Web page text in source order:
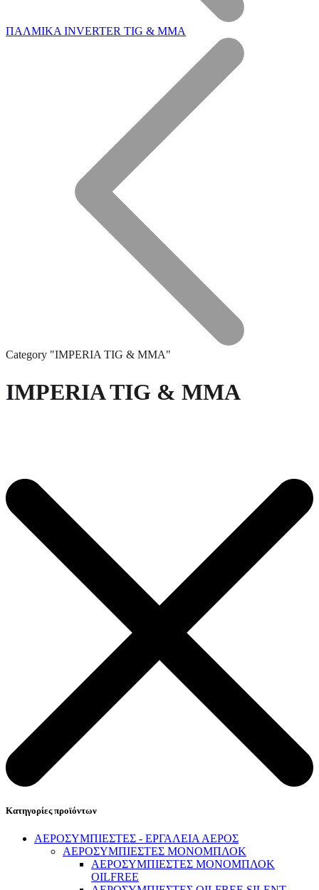
Η Εταιρεία μας
Τεχνική Υποστήριξη
Επεξεργασία ξύλου
Επεξεργασία Μετάλλου
ΠΑΛΜΙΚΑ INVERTER TIG & MMA
Category "IMPERIA TIG & MMA"
IMPERIA TIG & MMA
Κατηγορίες προϊόντων
ΑΕΡΟΣΥΜΠΙΕΣΤΕΣ - ΕΡΓΑΛΕΙΑ ΑΕΡΟΣ
ΑΕΡΟΣΥΜΠΙΕΣΤΕΣ ΜΟΝΟΜΠΛΟΚ
ΑΕΡΟΣΥΜΠΙΕΣΤΕΣ ΜΟΝΟΜΠΛΟΚ
OILFREE